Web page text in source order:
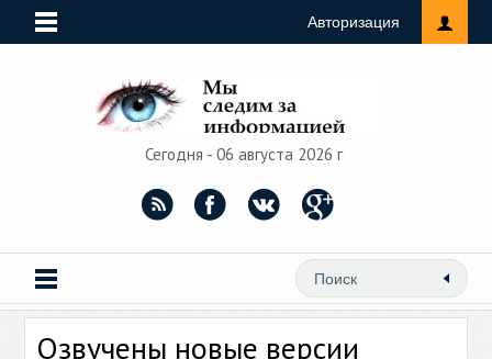
Авторизация
Сегодня - 06 августа 2026 г
Озвучены новые версии